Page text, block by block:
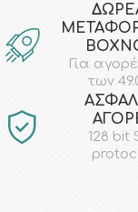
Για
των
128 bit